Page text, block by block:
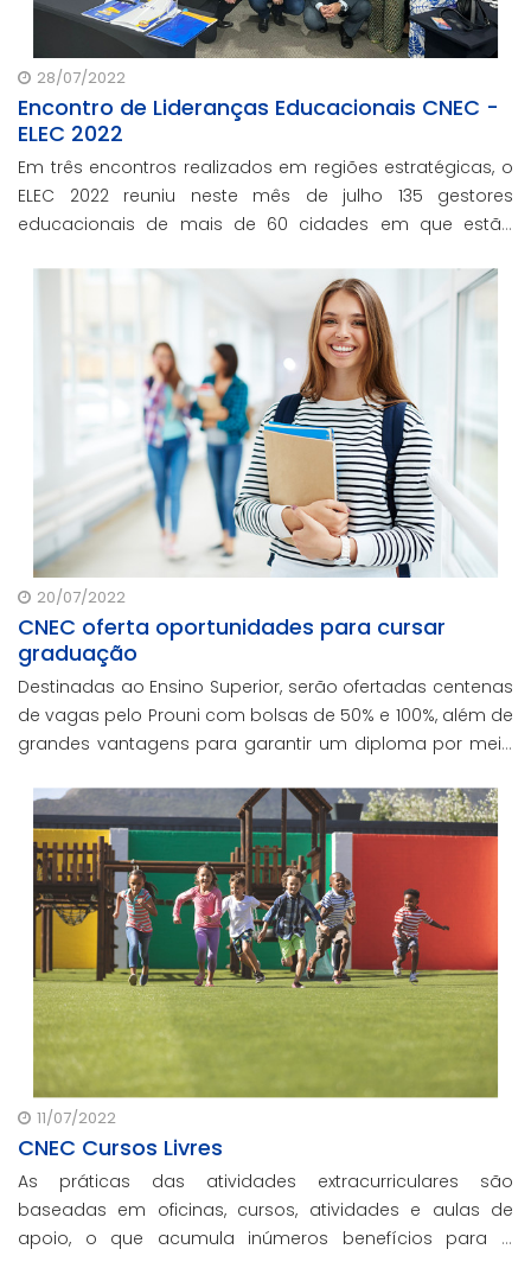
28/07/2022
Encontro de Lideranças Educacionais CNEC -
ELEC 2022
Em três encontros realizados em regiões estratégicas, o
ELEC 2022 reuniu neste mês de julho 135 gestores
educacionais de mais de 60 cidades em que estão
20/07/2022
CNEC oferta oportunidades para cursar
graduação
Destinadas ao Ensino Superior, serão ofertadas centenas
de vagas pelo Prouni com bolsas de 50% e 100%, além de
grandes vantagens para garantir um diploma por meio
11/07/2022
CNEC Cursos Livres
As práticas das atividades extracurriculares são
baseadas em oficinas, cursos, atividades e aulas de
apoio, o que acumula inúmeros benefícios para o